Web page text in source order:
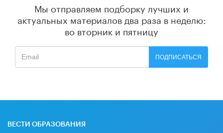
Мы отправляем подборку лучших и
актуальных материалов два раза в неделю:
во вторник и пятницу
ПОДПИСАТЬСЯ
ВЕСТИ ОБРАЗОВАНИЯ